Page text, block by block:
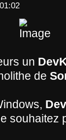
un
de
souhaitez